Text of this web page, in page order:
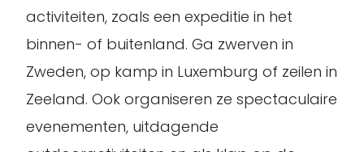
activiteiten, zoals een expeditie in het
binnen- of buitenland. Ga zwerven in
Zweden, op kamp in Luxemburg of zeilen in
Zeeland. Ook organiseren ze spectaculaire
evenementen, uitdagende